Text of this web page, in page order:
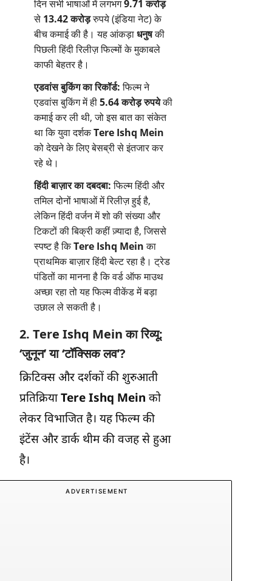
दिन सभी भाषाओं में लगभग9.71 करोड़
से 13.42 करोड़रुपये (इंडिया नेट) के
बीच कमाई की है। यह आंकड़ाधनुषकी
पिछली हिंदी रिलीज़ फिल्मों के मुकाबले
काफी बेहतर है।
एडवांस बुकिंग का रिकॉर्ड:फिल्म ने
एडवांस बुकिंग में ही5.64 करोड़ रुपयेकी
कमाई कर ली थी, जो इस बात का संकेत
था कि युवा दर्शकTere Ishq Mein
को देखने के लिए बेसब्री से इंतजार कर
रहे थे।
हिंदी बाज़ार का दबदबा:फिल्म हिंदी और
तमिल दोनों भाषाओं में रिलीज़ हुई है,
लेकिन हिंदी वर्जन में शो की संख्या और
टिकटों की बिक्री कहीं ज़्यादा है, जिससे
स्पष्ट है किTere Ishq Meinका
प्राथमिक बाज़ार हिंदी बेल्ट रहा है। ट्रेड
पंडितों का मानना है कि वर्ड ऑफ माउथ
अच्छा रहा तो यह फिल्म वीकेंड में बड़ा
उछाल ले सकती है।
2. Tere Ishq Meinका रिव्यू:
‘जुनून’ या ‘टॉक्सिक लव’?
क्रिटिक्स और दर्शकों की शुरुआती
प्रतिक्रियाTere Ishq Mein को
लेकर विभाजित है। यह फिल्म की
इंटेंस और डार्क थीम की वजह से हुआ
है।
ADVERTISEMENT